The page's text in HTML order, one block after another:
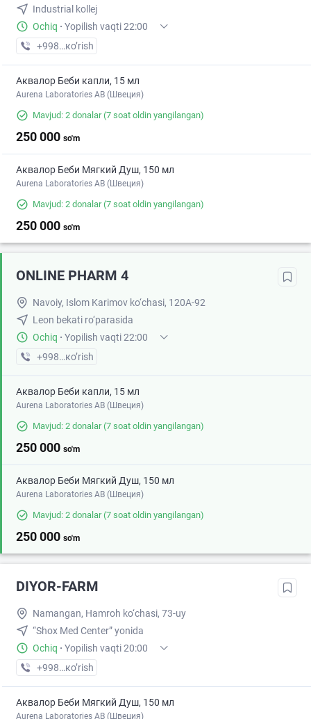
Industrial kollej
Ochiq · Yopilish vaqti 22:00
+998 (88) XXX-XX-XX
кo’rish
Аквалор Беби капли, 15 мл
Aurena Laboratories AB (Швеция)
Mavjud: 2 donalar(7 soat oldin yangilangan)
250 000 so'm
Аквалор Беби Мягкий Душ, 150 мл
Aurena Laboratories AB (Швеция)
Mavjud: 2 donalar(7 soat oldin yangilangan)
250 000 so'm
ONLINE PHARM 4
Navoiy, Islom Karimov ko‘chasi, 120A-92
Leon bekati ro‘parasida
Ochiq · Yopilish vaqti 22:00
+998 (88) XXX-XX-XX
кo’rish
Аквалор Беби капли, 15 мл
Aurena Laboratories AB (Швеция)
Mavjud: 2 donalar(7 soat oldin yangilangan)
250 000 so'm
Аквалор Беби Мягкий Душ, 150 мл
Aurena Laboratories AB (Швеция)
Mavjud: 2 donalar(7 soat oldin yangilangan)
250 000 so'm
DIYOR-FARM
Namangan, Hamroh ko‘chasi, 73-uy
“Shox Med Center” yonida
Ochiq · Yopilish vaqti 20:00
+998 (99) XXX-XX-XX
кo’rish
Аквалор Беби Мягкий Душ, 150 мл
Aurena Laboratories AB (Швеция)